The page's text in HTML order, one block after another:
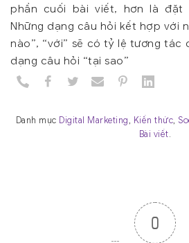
phần cuối bài viết, hơn là
Những dạng câu hỏi kết hợp với
nào”, “với” sẽ có tỷ lệ tương tác
dạng câu hỏi “tại sao”
Danh mục Digital Marketing, Kiến thức,
Bài viết.
0